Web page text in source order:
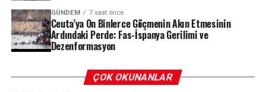
Milano’daki mahkeme salonundan yankılanan karar,
aylardır süren pasaport krizine nokta koydu. İtalyan
hakim, Mauro Icardi’nin itirazını reddederek Wanda
Nara ve kızlarının lehine hükmetti. Artık iki küçük kız,
alabilecek.
GÜNDEM 7 saat önce
Ceuta’ya On Binlerce Göçmenin Akın Etmesinin
Ardındaki Perde: Fas-İspanya Gerilimi ve
Dezenformasyon
ÇOK OKUNANLAR